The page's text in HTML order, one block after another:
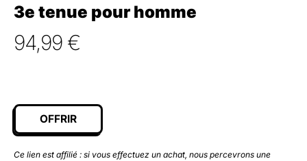
3e tenue pour homme
94,99 €
OFFRIR
Ce lien est affilié : si vous effectuez un achat, nous percevrons une